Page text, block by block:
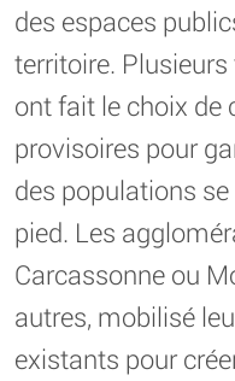
des espaces
territoire.
ont fait le choix de
provisoires pour
des populations
pied. Les
Carcassonne ou
autres, mobilisé
existants pour